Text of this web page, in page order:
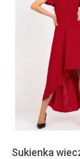
Sukienka